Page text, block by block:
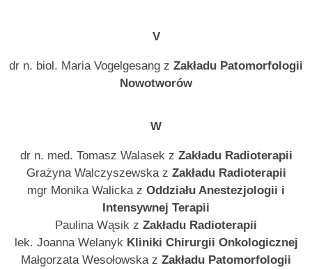
V
dr n. biol. Maria Vogelgesang z Zakładu Patomorfologii
Nowotworów
W
dr n. med. Tomasz Walasek z Zakładu Radioterapii
Grażyna Walczyszewska z Zakładu Radioterapii
mgr Monika Walicka z Oddziału Anestezjologii i
Intensywnej Terapii
Paulina Wąsik z Zakładu Radioterapii
lek. Joanna Welanyk Kliniki Chirurgii Onkologicznej
Małgorzata Wesołowska z Zakładu Patomorfologii